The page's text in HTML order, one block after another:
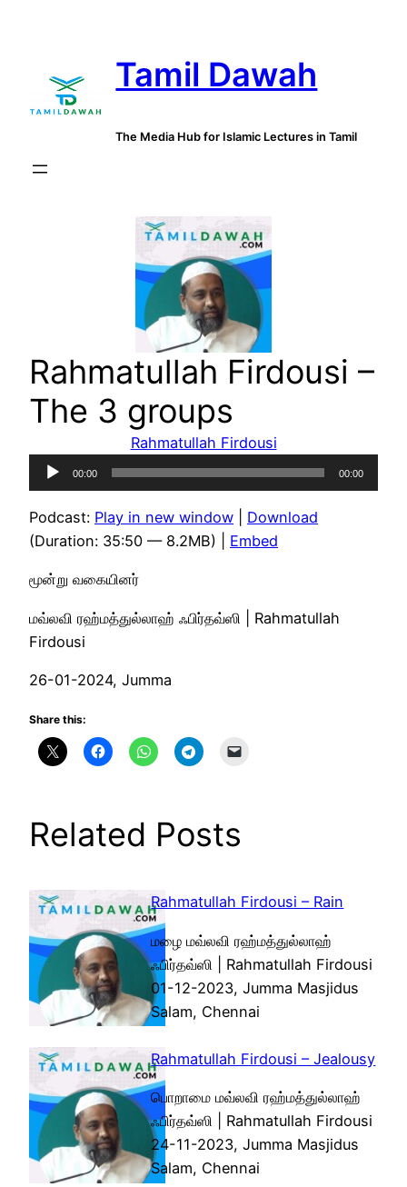
Tamil Dawah
The Media Hub for Islamic Lectures in Tamil
Rahmatullah Firdousi –
The 3 groups
Rahmatullah Firdousi
Audio
Player
00:00 00:00
Podcast: Play in new window
Download
(Duration: 35:50 — 8.2MB) | Embed
மூன்று வகையினர்
மவ்லவி ரஹ்மத்துல்லாஹ் ஃபிர்தவ்ஸி | Rahmatullah
Firdousi
26-01-2024, Jumma
Share this:
Related Posts
Rahmatullah Firdousi – Rain
மழை மவ்லவி ரஹ்மத்துல்லாஹ்
ஃபிர்தவ்ஸி | Rahmatullah Firdousi
01-12-2023, Jumma Masjidus
Salam, Chennai
Rahmatullah Firdousi – Jealousy
பொறாமை மவ்லவி ரஹ்மத்துல்லாஹ்
ஃபிர்தவ்ஸி | Rahmatullah Firdousi
24-11-2023, Jumma Masjidus
Salam, Chennai